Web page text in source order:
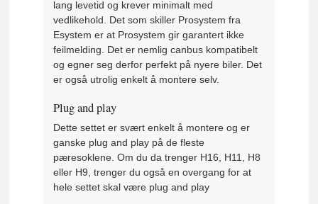
lang levetid og krever minimalt med
vedlikehold. Det som skiller Prosystem fra
Esystem er at Prosystem gir garantert ikke
feilmelding. Det er nemlig canbus kompatibelt
og egner seg derfor perfekt på nyere biler. Det
er også utrolig enkelt å montere selv.
Plug and play
Dette settet er svært enkelt å montere og er
ganske plug and play på de fleste
pæresoklene. Om du da trenger H16, H11, H8
eller H9, trenger du også en overgang for at
hele settet skal være plug and play